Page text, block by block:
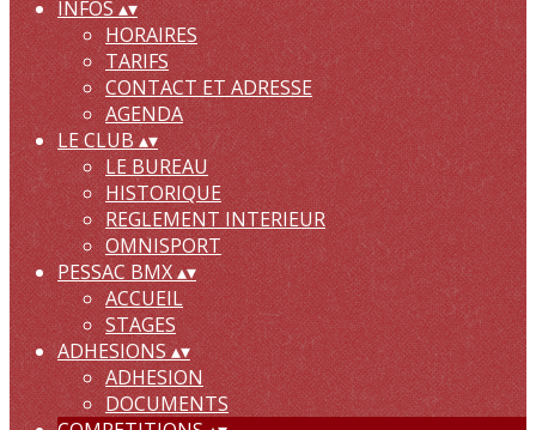
INFOS▴▾
HORAIRES
TARIFS
CONTACT ET ADRESSE
AGENDA
LE CLUB▴▾
LE BUREAU
HISTORIQUE
REGLEMENT INTERIEUR
OMNISPORT
PESSAC BMX▴▾
ACCUEIL
STAGES
ADHESIONS▴▾
ADHESION
DOCUMENTS